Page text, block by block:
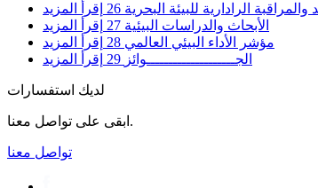
الرادارية للبيئة البحرية 26 إقرأ المزيد
الأبحاث والدراسات البيئية 27 إقرأ المزيد
مؤشر الأداء البيئي العالمي 28 إقرأ المزيد
الجــــــــــــــــــــوائز 29 إقرأ المزيد
لديك استفسارات
ابقى على تواصل معنا.
تواصل معنا